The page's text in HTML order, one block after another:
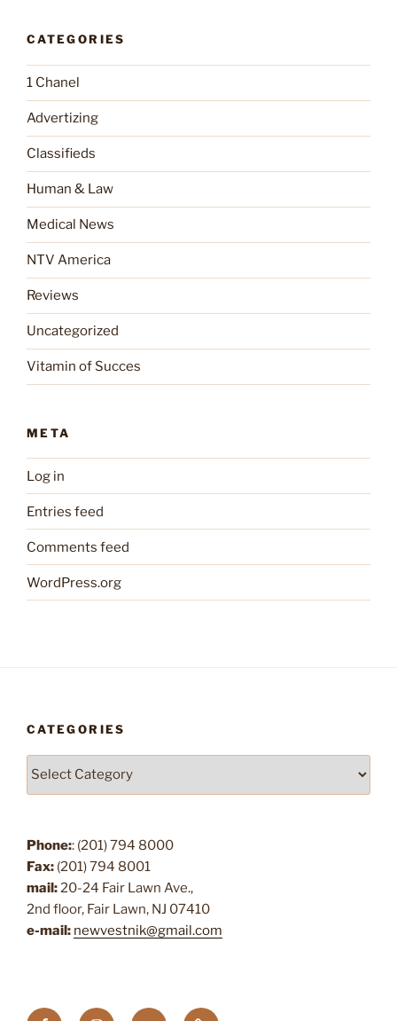
CATEGORIES
1 Chanel
Advertizing
Classifieds
Human & Law
Medical News
NTV America
Reviews
Uncategorized
Vitamin of Succes
META
Log in
Entries feed
Comments feed
WordPress.org
CATEGORIES
Phone:: (201) 794 8000
Fax: (201) 794 8001
mail: 20-24 Fair Lawn Ave.,
2nd floor, Fair Lawn, NJ 07410
e-mail: newvestnik@gmail.com
FaceBookInstagramVK Issuu